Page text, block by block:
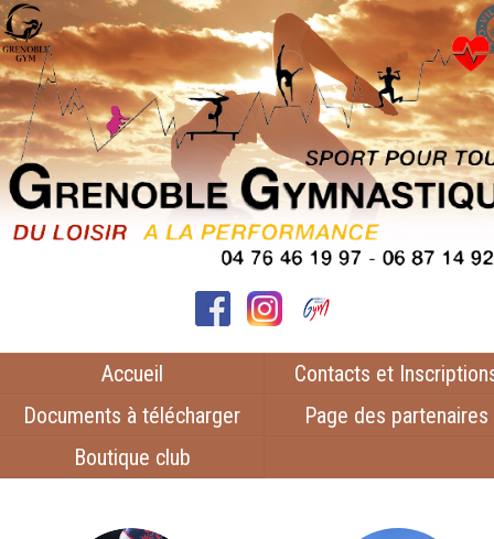
Accueil
Contacts et
Documents à télécharger
Page des partenaires
Boutique club